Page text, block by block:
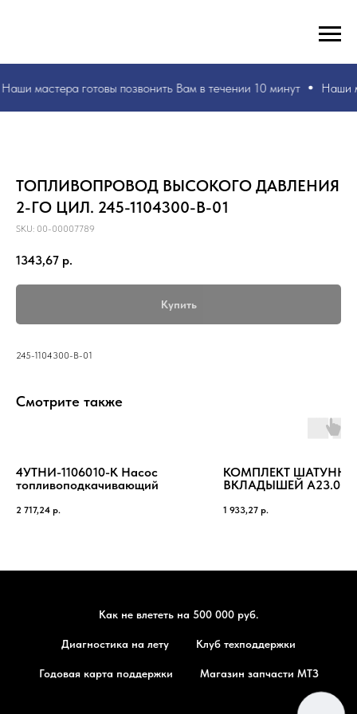
мастераготовы позвонить Вам в течении 10 минут Наши
ТОПЛИВОПРОВОД ВЫСОКОГО ДАВЛЕНИЯ
2-ГО ЦИЛ. 245-1104300-В-01
SKU: 00-00007789
1343,67 р.
Купить
245-1104300-В-01
Смотрите также
4УТНИ-1106010-К Насос
топливоподкачивающий
2 717,24 р.
КОМПЛЕКТ
ВКЛАДЫШЕЙ А23.01-
1 933,27 р.
Как не влететь на 500 000 руб.
Диагностика на лету Клуб техподдержки
Годовая карта поддержки Магазин запчасти МТЗ